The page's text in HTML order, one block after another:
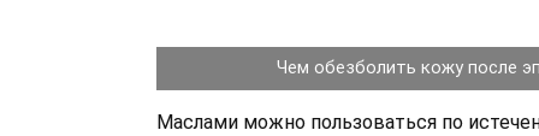
Чем обезболить кожу после
Маслами можно пользоваться по